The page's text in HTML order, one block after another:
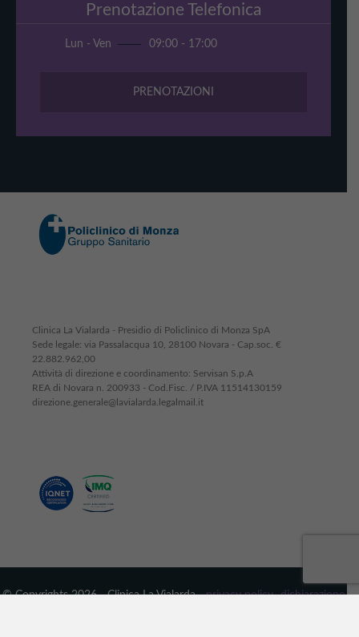
Prenotazione Telefonica
Lun - Ven 09:00 - 17:00
PRENOTAZIONI
Clinica La Vialarda - Presidio di Policlinico di Monza SpA
Sede legale: via Passalacqua 10, 28100 Novara - Cap.soc. €
22.882.962,00
Attività di direzione e coordinamento: Servisan S.p.A
REA di Novara n. 200933 - Cod.Fisc. / P.IVA 11514130159
direzione.generale@lavialarda.legalmail.it
© Copyrights 2026 - Clinica La Vialarda -privacy policy-dichiarazione